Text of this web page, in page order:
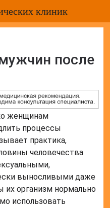
клиник
после
женщинам
процессы
практика,
человечества
выносливыми даже
их организм нормально
использовать